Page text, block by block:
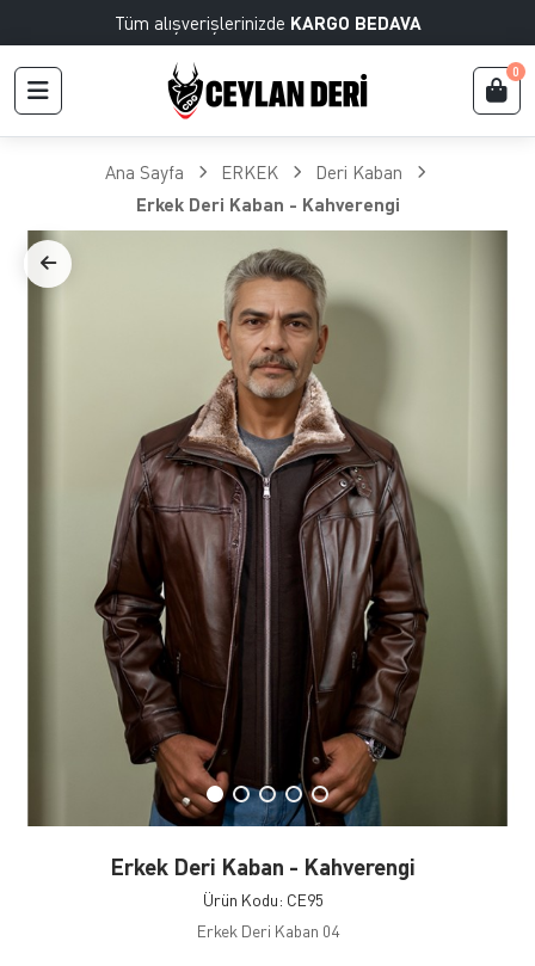
Tüm alışverişlerinizde KARGO BEDAVA
0
Ana Sayfa ERKEK
Deri Kaban
Erkek Deri Kaban - Kahverengi
Erkek Deri Kaban - Kahverengi
Ürün Kodu: CE95
Erkek Deri Kaban 04